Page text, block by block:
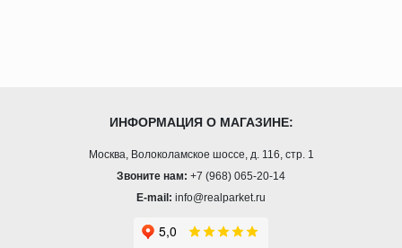
ИНФОРМАЦИЯ О МАГАЗИНЕ:
Москва, Волоколамское шоссе, д. 116, стр. 1
Звоните нам: +7 (968) 065-20-14
E-mail: info@realparket.ru